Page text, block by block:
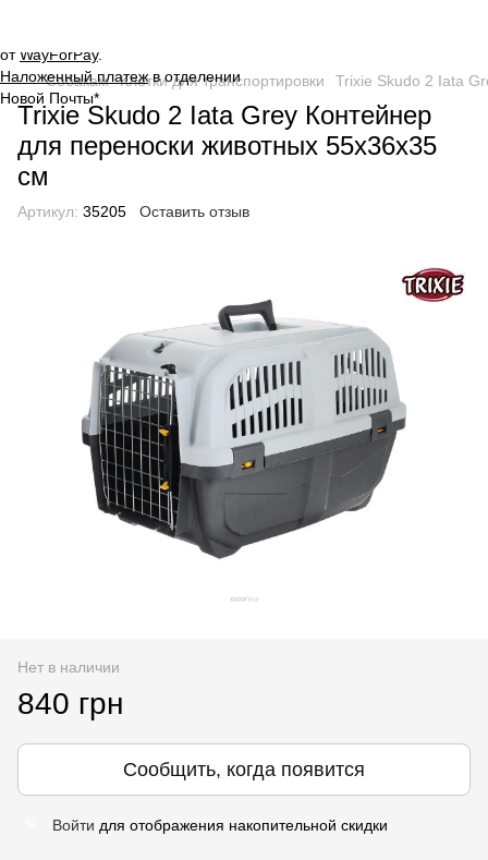
Собакам Клетки для транспортировки Trixie Skudo 2 Iata
Trixie Skudo 2 Iata Grey Контейнер
для переноски животных 55x36x35
см
Артикул: 35205 Оставить отзыв
Нет в наличии
840 грн
Сообщить, когда появится
Войти для отображения накопительной скидки
от WayForPay.
Наложенный платежв отделении
Новой Почты*